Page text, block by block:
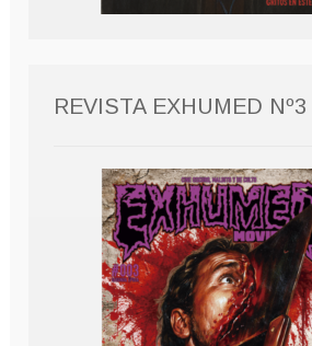
REVISTA EXHUMED Nº3